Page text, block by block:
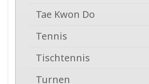
Tae Kwon Do
Tennis
Tischtennis
Turnen